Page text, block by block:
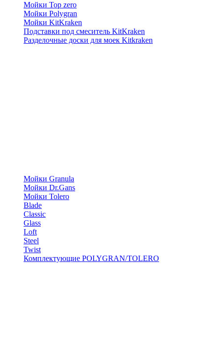
Мойки Top zero
Мойки Polygran
Мойки KitKraken
Подставки под смеситель KitKraken
Разделочные доски для моек Kitkraken
Мойки Granula
Мойки Dr.Gans
Мойки Tolero
Blade
Classic
Glass
Loft
Steel
Twist
Комплектующие POLYGRAN/TOLERO